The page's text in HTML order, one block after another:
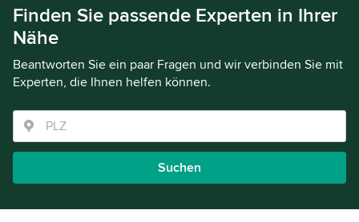
Finden Sie passende Experten in Ihrer
Nähe
Beantworten Sie ein paar Fragen und wir verbinden Sie mit
Experten, die Ihnen helfen können.
Suchen